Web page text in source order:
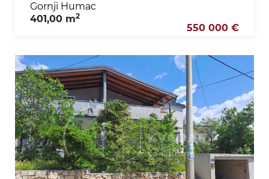
Gornji Humac
401,00 m2
550 000 €